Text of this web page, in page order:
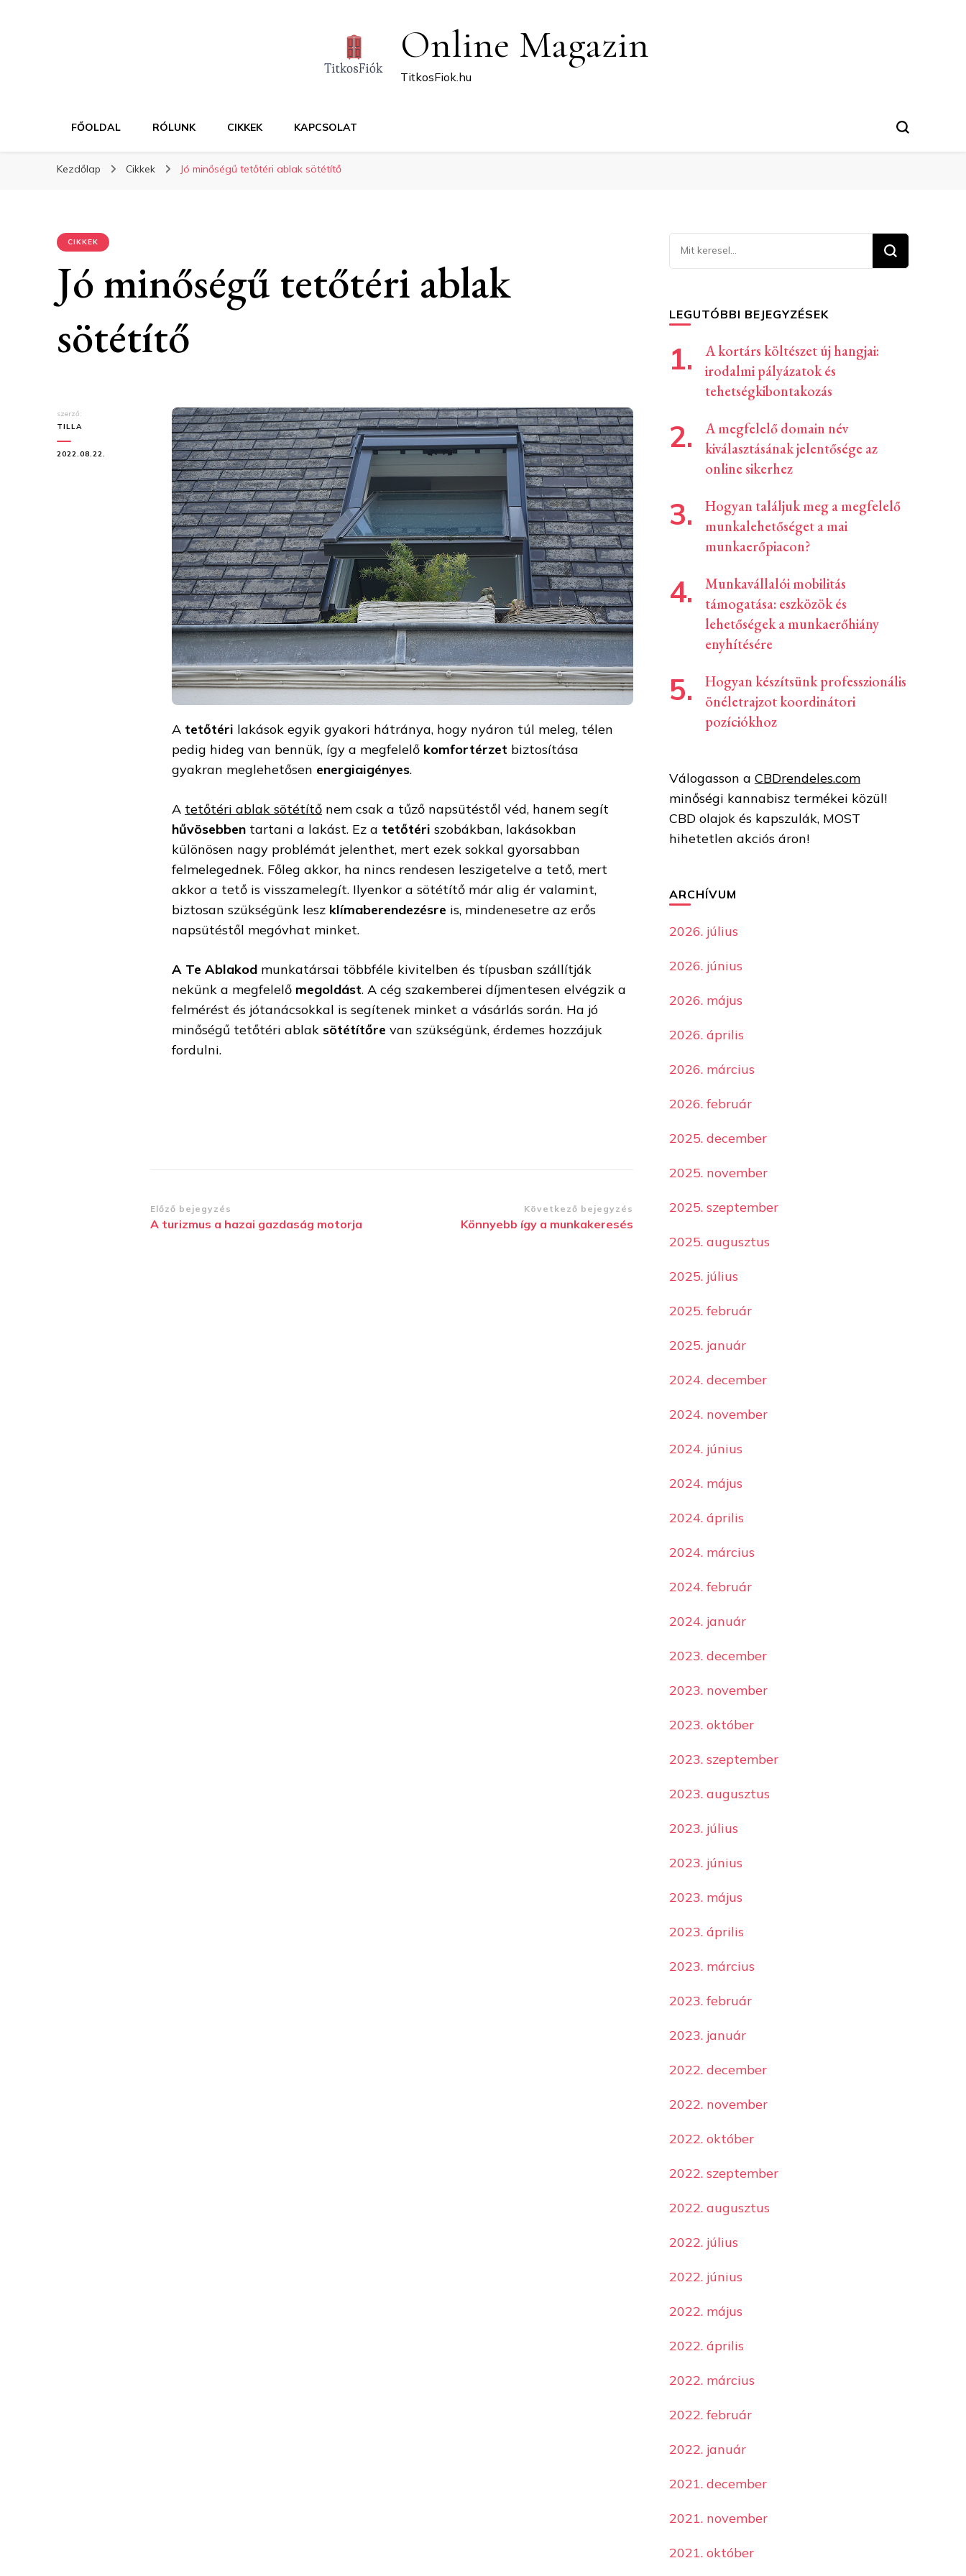
Online Magazin
TitkosFiok.hu
FŐOLDAL RÓLUNK CIKKEK KAPCSOLAT
Kezdőlap Cikkek Jó minőségű tetőtéri ablak sötétítő
CIKKEK
Jó minőségű tetőtéri ablak
sötétítő
szerző:
TILLA
2022.08.22.
A tetőtéri lakások egyik gyakori hátránya, hogy nyáron túl meleg, télen
pedig hideg van bennük, így a megfelelő komfortérzet biztosítása
gyakran meglehetősen energiaigényes.
A tetőtéri ablak sötétítő nem csak a tűző napsütéstől véd, hanem segít
hűvösebben tartani a lakást. Ez a tetőtéri szobákban, lakásokban
különösen nagy problémát jelenthet, mert ezek sokkal gyorsabban
felmelegednek. Főleg akkor, ha nincs rendesen leszigetelve a tető, mert
akkor a tető is visszamelegít. Ilyenkor a sötétítő már alig ér valamint,
biztosan szükségünk lesz klímaberendezésre is, mindenesetre az erős
napsütéstől megóvhat minket.
A Te Ablakod munkatársai többféle kivitelben és típusban szállítják
nekünk a megfelelő megoldást. A cég szakemberei díjmentesen elvégzik a
felmérést és jótanácsokkal is segítenek minket a vásárlás során. Ha jó
minőségű tetőtéri ablak sötétítőre van szükségünk, érdemes hozzájuk
fordulni.
Bejegyzések
navigációja
Előző bejegyzés
A turizmus a hazai gazdaság motorja
Következő bejegyzés
Könnyebb így a munkakeresés
Keresel
valamit?
LEGUTÓBBI BEJEGYZÉSEK
A kortárs költészet új hangjai:
irodalmi pályázatok és
tehetségkibontakozás
A megfelelő domain név
kiválasztásának jelentősége az
online sikerhez
Hogyan találjuk meg a megfelelő
munkalehetőséget a mai
munkaerőpiacon?
Munkavállalói mobilitás
támogatása: eszközök és
lehetőségek a munkaerőhiány
enyhítésére
Hogyan készítsünk professzionális
önéletrajzot koordinátori
pozíciókhoz
Válogasson a CBDrendeles.com
minőségi kannabisz termékei közül!
CBD olajok és kapszulák, MOST
hihetetlen akciós áron!
ARCHÍVUM
2026. július
2026. június
2026. május
2026. április
2026. március
2026. február
2025. december
2025. november
2025. szeptember
2025. augusztus
2025. július
2025. február
2025. január
2024. december
2024. november
2024. június
2024. május
2024. április
2024. március
2024. február
2024. január
2023. december
2023. november
2023. október
2023. szeptember
2023. augusztus
2023. július
2023. június
2023. május
2023. április
2023. március
2023. február
2023. január
2022. december
2022. november
2022. október
2022. szeptember
2022. augusztus
2022. július
2022. június
2022. május
2022. április
2022. március
2022. február
2022. január
2021. december
2021. november
2021. október